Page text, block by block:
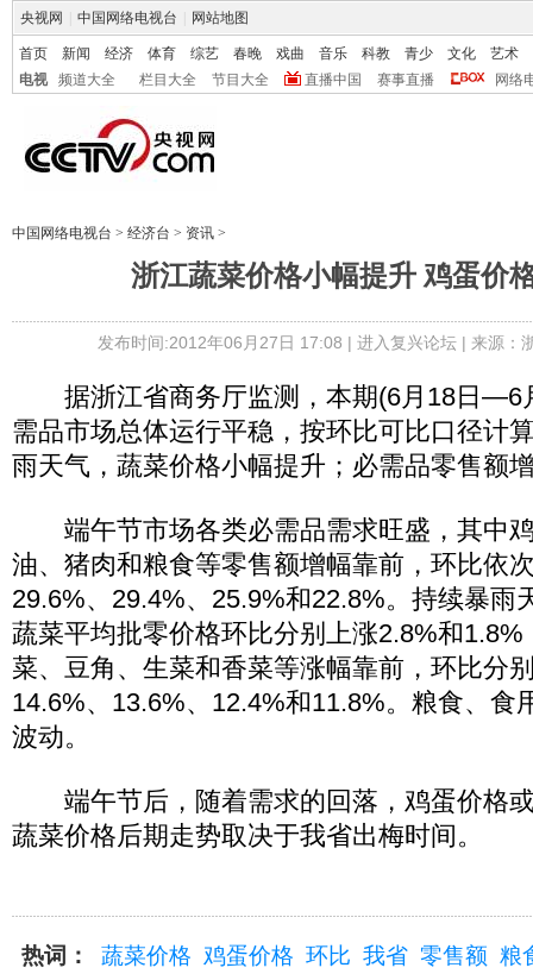
央视网 中国网络电视台 网站地图
首页 新闻 经济 体育 综艺 春晚 戏曲 音乐 科教 青少 文化
艺术
电视
频道大全 栏目大全 节目大全 直播中国 赛事直播 网络
中国网络电视台 > 经济台 > 资讯 >
浙江蔬菜价格小幅提升 鸡蛋价
发布时间:2012年06月27日 17:08 | 进入复兴论坛| 来源：
据浙江省商务厅监测，本期(6月18日—6
需品市场总体运行平稳，按环比可比口径计
雨天气，蔬菜价格小幅提升；必需品零售额
端午节市场各类必需品需求旺盛，其中
油、猪肉和粮食等零售额增幅靠前，环比依
29.6%、29.4%、25.9%和22.8%。持续暴雨
蔬菜平均批零价格环比分别上涨2.8%和
菜、豆角、生菜和香菜等涨幅靠前，环比分
14.6%、13.6%、12.4%和11.8%。粮食、食
波动。
端午节后，随着需求的回落，鸡蛋价格
蔬菜价格后期走势取决于我省出梅时间。
热词： 蔬菜价格 鸡蛋价格 环比 我省 零售额 粮